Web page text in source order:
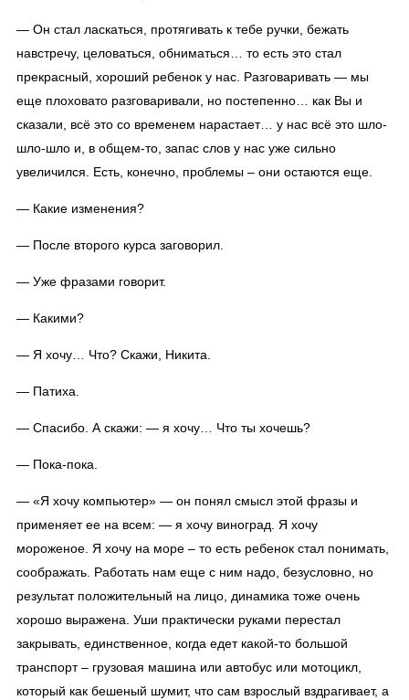
— Он стал ласкаться, протягивать к тебе ручки, бежать
навстречу, целоваться, обниматься… то есть это стал
прекрасный, хороший ребенок у нас. Разговаривать — мы
еще плоховато разговаривали, но постепенно… как Вы и
сказали, всё это со временем нарастает… у нас всё это шло-
шло-шло и, в общем-то, запас слов у нас уже сильно
увеличился. Есть, конечно, проблемы – они остаются еще.
— Какие изменения?
— После второго курса заговорил.
— Уже фразами говорит.
— Какими?
— Я хочу… Что? Скажи, Никита.
— Патиха.
— Спасибо. А скажи: — я хочу… Что ты хочешь?
— Пока-пока.
— «Я хочу компьютер» — он понял смысл этой фразы и
применяет ее на всем: — я хочу виноград. Я хочу
мороженое. Я хочу на море – то есть ребенок стал понимать,
соображать. Работать нам еще с ним надо, безусловно, но
результат положительный на лицо, динамика тоже очень
хорошо выражена. Уши практически руками перестал
закрывать, единственное, когда едет какой-то большой
транспорт – грузовая машина или автобус или мотоцикл,
который как бешеный шумит, что сам взрослый вздрагивает, а